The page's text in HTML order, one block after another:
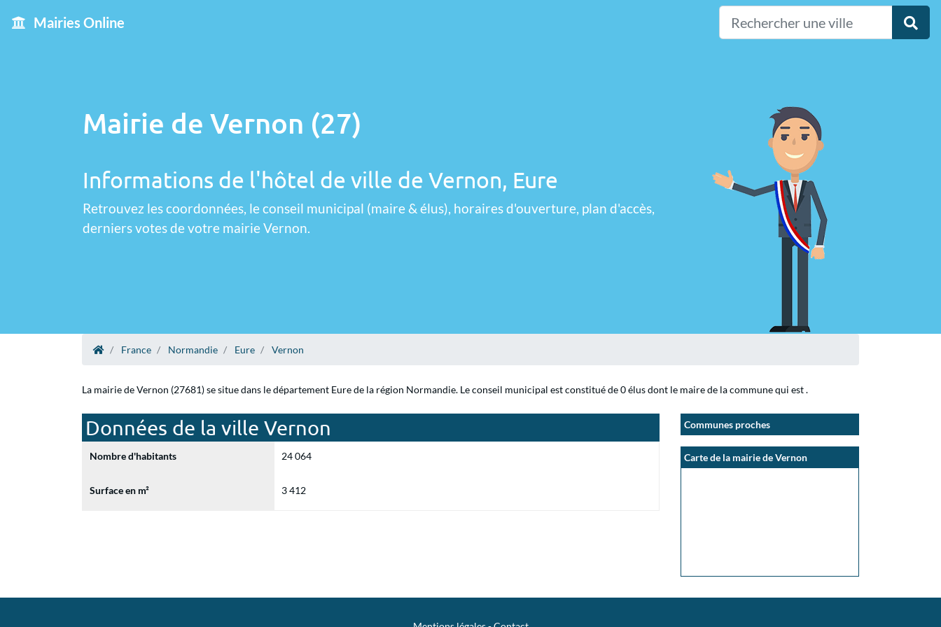
Mairies Online
Mairie de Vernon (27)
Informations de l'hôtel de ville de Vernon, Eure
Retrouvez les coordonnées, le conseil municipal (maire & élus), horaires d'ouverture, plan d'accès,
derniers votes de votre mairie Vernon.
France Normandie Eure Vernon
La mairie de Vernon (27681) se situe dans le département Eure de la région Normandie. Le conseil municipal est constitué de 0 élus dont le maire de la commune qui est .
Données de la ville Vernon
Nombre d'habitants 24 064
Surface en m² 3 412
Communes proches
Carte de la mairie de Vernon